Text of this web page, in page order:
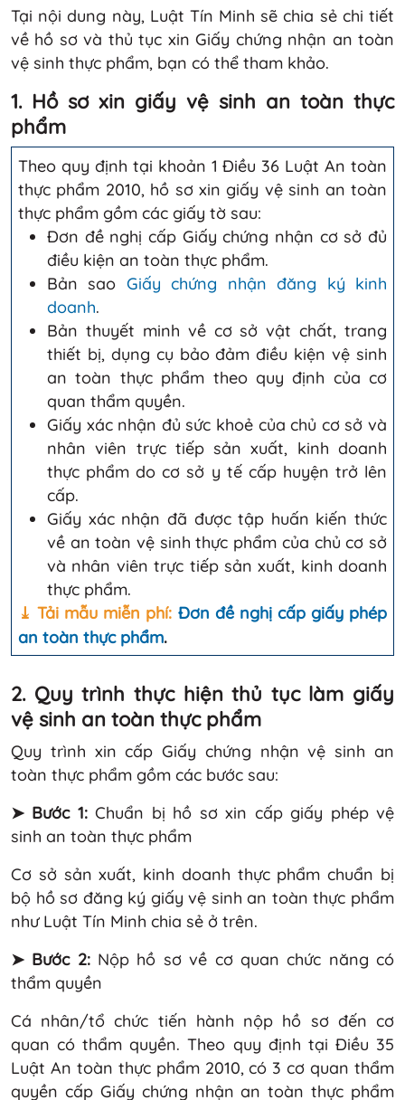
Tại nội dung này, Luật Tín Minh sẽ chia sẻ chi tiết
về hồ sơ và thủ tục xin Giấy chứng nhận an toàn
vệ sinh thực phẩm, bạn có thể tham khảo.
1. Hồ sơ xin giấy vệ sinh an toàn thực
phẩm
Theo quy định tại khoản 1 Điều 36 Luật An toàn
thực phẩm 2010, hồ sơ xin giấy vệ sinh an toàn
thực phẩm gồm các giấy tờ sau:
Đơn đề nghị cấp Giấy chứng nhận cơ sở đủ
điều kiện an toàn thực phẩm.
Bản sao Giấy chứng nhận đăng ký kinh
doanh.
Bản thuyết minh về cơ sở vật chất, trang
thiết bị, dụng cụ bảo đảm điều kiện vệ sinh
an toàn thực phẩm theo quy định của cơ
quan thẩm quyền.
Giấy xác nhận đủ sức khoẻ của chủ cơ sở và
nhân viên trực tiếp sản xuất, kinh doanh
thực phẩm do cơ sở y tế cấp huyện trở lên
cấp.
Giấy xác nhận đã được tập huấn kiến thức
về an toàn vệ sinh thực phẩm của chủ cơ sở
và nhân viên trực tiếp sản xuất, kinh doanh
thực phẩm.
⤓ Tải mẫu miễn phí: Đơn đề nghị cấp giấy phép
an toàn thực phẩm.
2. Quy trình thực hiện thủ tục làm giấy
vệ sinh an toàn thực phẩm
Quy trình xin cấp Giấy chứng nhận vệ sinh an
toàn thực phẩm gồm các bước sau:
➤ Bước 1:Chuẩn bị hồ sơ xin cấp giấy phép vệ
sinh an toàn thực phẩm
Cơ sở sản xuất, kinh doanh thực phẩm chuẩn bị
bộ hồ sơ đăng ký giấy vệ sinh an toàn thực phẩm
như Luật Tín Minh chia sẻ ở trên.
➤ Bước 2:Nộp hồ sơ về cơ quan chức năng có
thẩm quyền
Cá nhân/tổ chức tiến hành nộp hồ sơ đến cơ
quan có thẩm quyền. Theo quy định tại Điều 35
Luật An toàn thực phẩm 2010, có 3 cơ quan thẩm
quyền cấp Giấy chứng nhận an toàn thực phẩm